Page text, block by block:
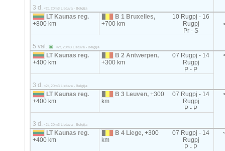
3 d. <2t, 20m3 Lietuva - Belgija
LT Kaunas reg.
+800 km
B 1 Bruxelles,
+700 km
10 Rugpj - 16
Rugpj
Pr - S
5 val. <2t, 20m3 Lietuva - Belgija
LT Kaunas reg.
+400 km
B 2 Antwerpen,
+300 km
07 Rugpj - 14
Rugpj
P - P
3 d. <2t, 20m3 Lietuva - Belgija
LT Kaunas reg.
+400 km
B 3 Leuven,+300
km
07 Rugpj - 14
Rugpj
P - P
3 d. <2t, 20m3 Lietuva - Belgija
LT Kaunas reg.
+400 km
B 4 Liege,+300
km
07 Rugpj - 14
Rugpj
P - P